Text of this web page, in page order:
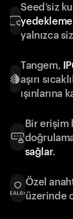
Seed’siz
yalnızca
Tangem,
aşırı
ışınlarına
Bir erişim
sağlar.
Özel
üzerinde